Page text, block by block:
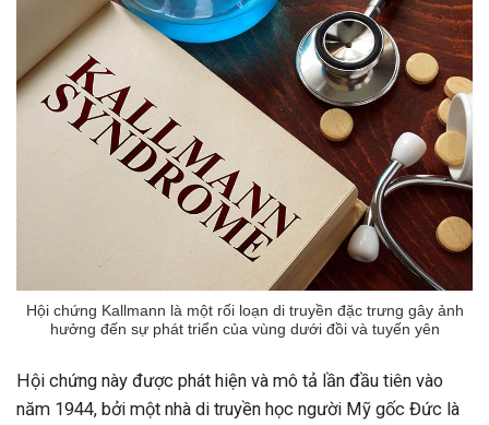
Hội chứng Kallmann là một rối loạn di truyền đặc trưng gây ảnh
hưởng đến sự phát triển của vùng dưới đồi và tuyến yên
Hội chứng này được phát hiện và mô tả lần đầu tiên vào
năm 1944, bởi một nhà di truyền học người Mỹ gốc Đức là